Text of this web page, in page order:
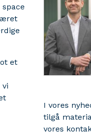
et
vi
I vores
tilgå
vores